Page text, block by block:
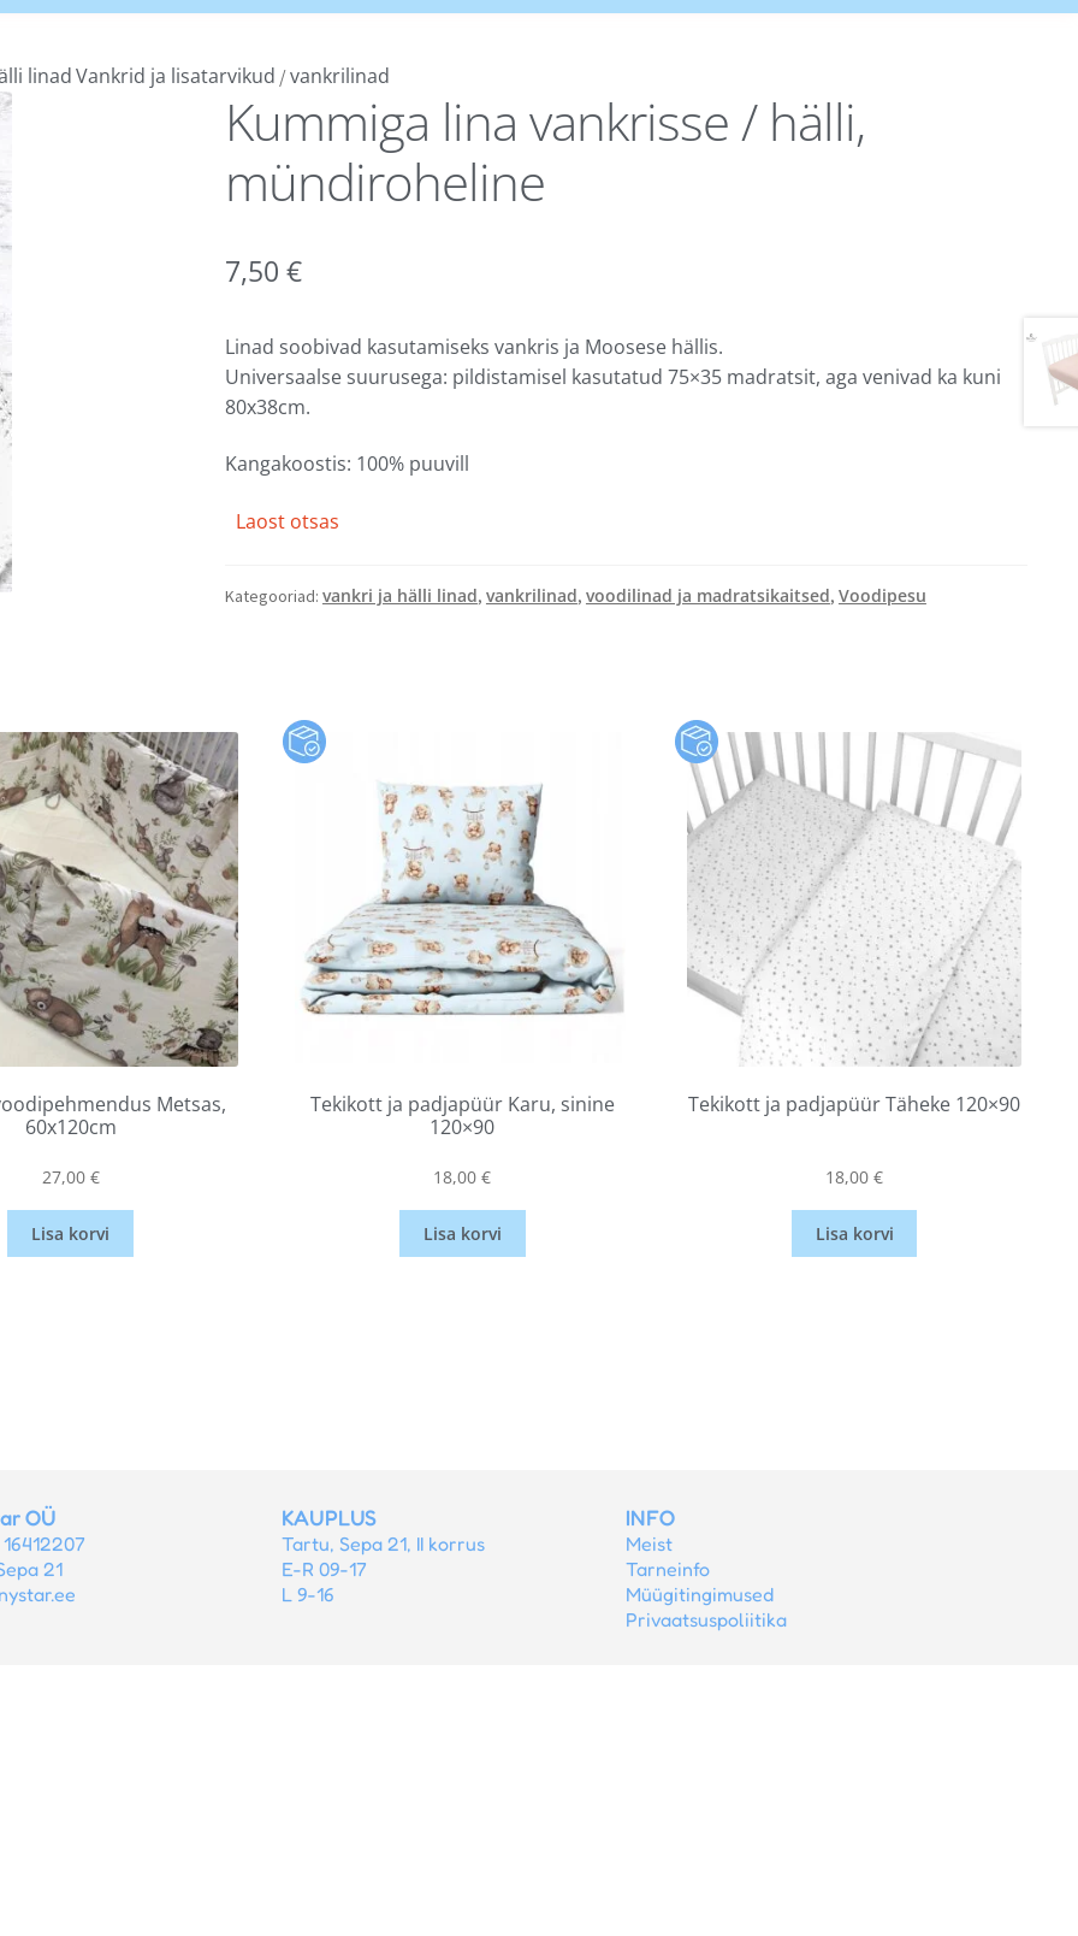
linadVankrid ja lisatarvikud /vankrilinad
Kummiga lina vankrisse / hälli,
mündiroheline
7,50 €
Linad soobivad kasutamiseks vankris ja Moosese hällis.
Universaalse suurusega: pildistamisel kasutatud 75×35 madratsit, aga venivad ka kuni
80x38cm.
Kangakoostis: 100% puuvill
Laost otsas
Kategooriad: vankri ja hälli linad, vankrilinad, voodilinad ja madratsikaitsed, Voodipesu
Metsas,
60x120cm
27,00 €
Lisa korvi
Tekikott ja padjapüür Karu, sinine
120×90
18,00€
Lisa korvi
Tekikott ja padjapüür Täheke 120×90
18,00€
Lisa korvi
OÜ
21
KAUPLUS
Tartu, Sepa 21, II korrus
E-R 09-17
L 9-16
INFO
Meist
Tarneinfo
Müügitingimused
Privaatsuspoliitika